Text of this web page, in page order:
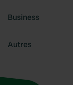
Business
Autres